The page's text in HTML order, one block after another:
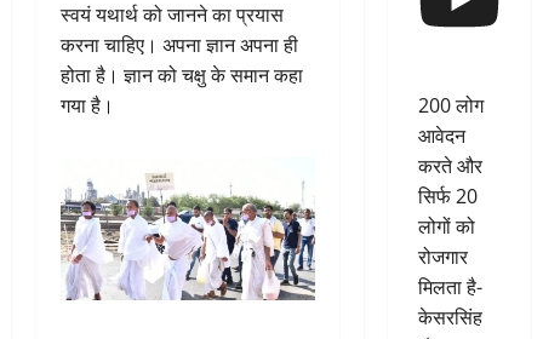
स्वयं यथार्थ को जानने का प्रयास
करना चाहिए। अपना ज्ञान अपना ही
होता है। ज्ञान को चक्षु के समान कहा
गया है।
200 लोग
आवेदन
करते और
सिर्फ 20
लोगों को
रोजगार
मिलता है-
केसरसिंह